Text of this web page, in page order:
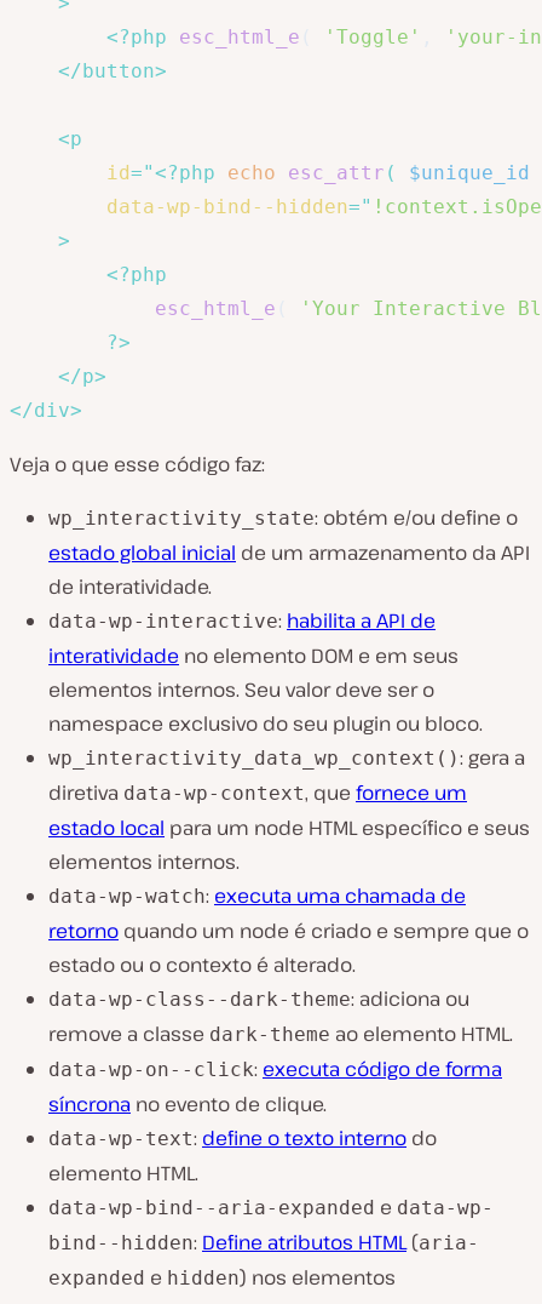
<?php
esc_html_e 'Toggle'
'your-
</button>
<p
id="<?php echo esc_attr (
$unique_id
data-wp-bind--hidden="
>
<?php
esc_html_e
'Your Interactive
?>
</p>
</div>
Veja o que esse código faz:
wp_interactivity_state: obtém e/ou define o
estado global inicial de um armazenamento da API
de interatividade.
data-wp-interactive: habilita a API de
interatividade no elemento DOM e em seus
elementos internos. Seu valor deve ser o
namespace exclusivo do seu plugin ou bloco.
wp_interactivity_data_wp_context(): gera a
diretiva data-wp-context, que fornece um
estado local para um node HTML específico e seus
elementos internos.
data-wp-watch: executa uma chamada de
retorno quando um node é criado e sempre que o
estado ou o contexto é alterado.
data-wp-class--dark-theme: adiciona ou
remove a classe dark-theme ao elemento HTML.
data-wp-on--click: executa código de forma
síncrona no evento de clique.
data-wp-text: define o texto interno do
elemento HTML.
data-wp-bind--aria-expanded e data-wp-
bind--hidden: Define atributos HTML(aria-
expanded e hidden) nos elementos